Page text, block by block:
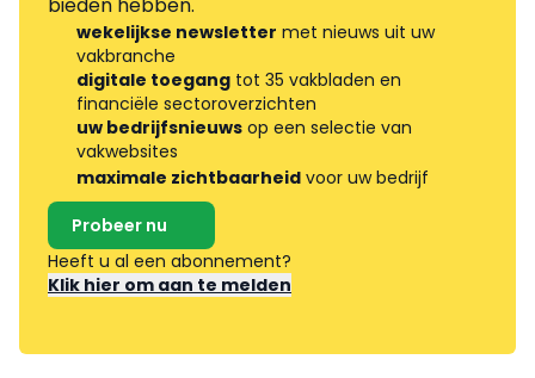
bieden hebben.
wekelijkse newsletter met nieuws uit uw
vakbranche
digitale toegang tot 35 vakbladen en
financiële sectoroverzichten
uw bedrijfsnieuws op een selectie van
vakwebsites
maximale zichtbaarheid voor uw bedrijf
Probeer nu
Heeft u al een abonnement?
Klik hier om aan te melden